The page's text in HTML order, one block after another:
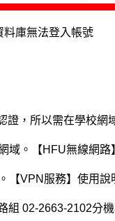
料庫無法登入帳號
，所以需在學校網
域。【HFU無線網路
【VPN服務】使用說
組 02-2663-2102分